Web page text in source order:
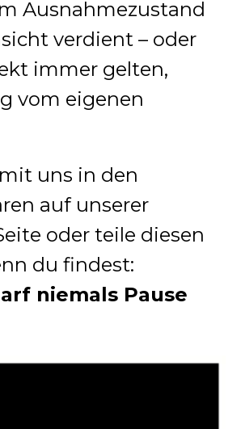
Ausnahmezustand
verdient – oder
immer gelten,
vom eigenen
uns in den
auf unserer
oder teile diesen
du findest:
niemals Pause